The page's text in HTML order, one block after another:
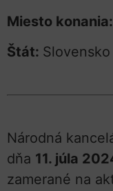
Miesto konania:
Štát: Slovensko
Národná
dňa 11. júla
zamerané na